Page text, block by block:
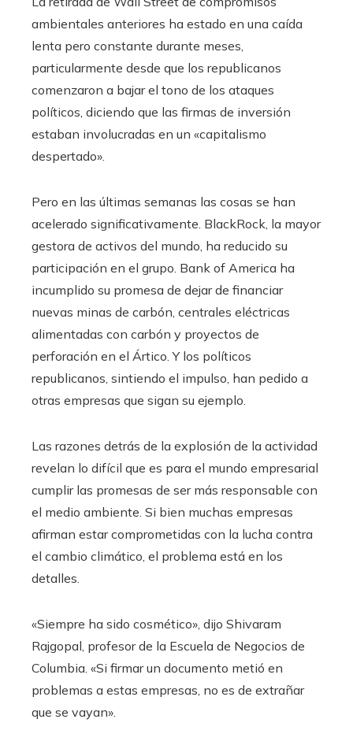
ambientales anteriores ha estado en una caída
lenta pero constante durante meses,
particularmente desde que los republicanos
comenzaron a bajar el tono de los ataques
políticos, diciendo que las firmas de inversión
estaban involucradas en un «capitalismo
despertado».
Pero en las últimas semanas las cosas se han
acelerado significativamente. BlackRock, la mayor
gestora de activos del mundo, ha reducido su
participación en el grupo. Bank of America ha
incumplido su promesa de dejar de financiar
nuevas minas de carbón, centrales eléctricas
alimentadas con carbón y proyectos de
perforación en el Ártico. Y los políticos
republicanos, sintiendo el impulso, han pedido a
otras empresas que sigan su ejemplo.
Las razones detrás de la explosión de la actividad
revelan lo difícil que es para el mundo empresarial
cumplir las promesas de ser más responsable con
el medio ambiente. Si bien muchas empresas
afirman estar comprometidas con la lucha contra
el cambio climático, el problema está en los
detalles.
«Siempre ha sido cosmético», dijo Shivaram
Rajgopal, profesor de la Escuela de Negocios de
Columbia. «Si firmar un documento metió en
problemas a estas empresas, no es de extrañar
que se vayan».